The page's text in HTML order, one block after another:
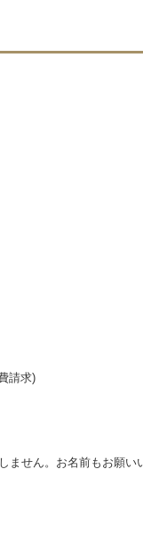
請求)
ません。お名前もお願